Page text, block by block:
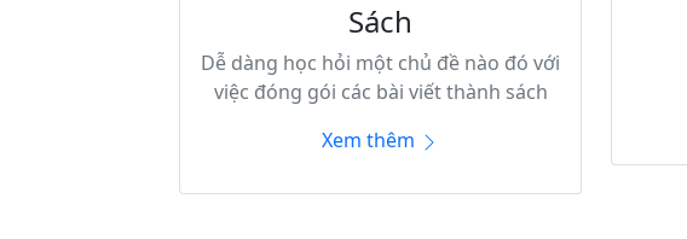
Sách
Dễ dàng học hỏi một chủ đề nào đó với
việc đóng gói các bài viết thành sách
Xem thêm